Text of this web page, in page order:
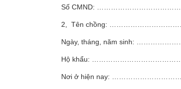
Số CMND:
2, Tên chồng:
Ngày, tháng, năm sinh:
Hộ khẩu:
Nơi ở hiện nay: